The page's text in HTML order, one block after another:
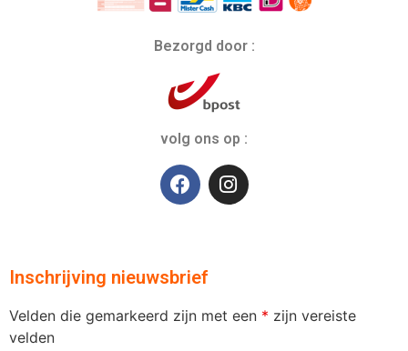
Bezorgd door :
volg ons op :
Inschrijving nieuwsbrief
Velden die gemarkeerd zijn met een * zijn vereiste
velden